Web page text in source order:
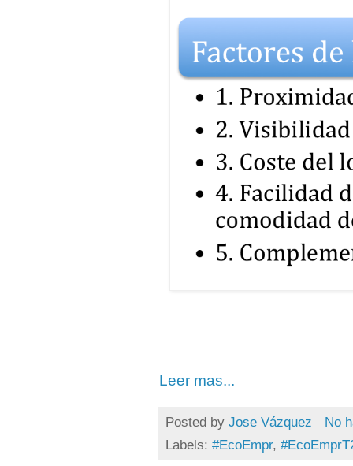
Leer mas...
Posted by Jose Vázquez
No
Labels: #EcoEmpr,